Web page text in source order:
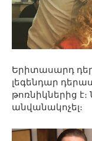
Երիտասարդ
լեգենդար
թոռնիկներից
անվանակոչել։